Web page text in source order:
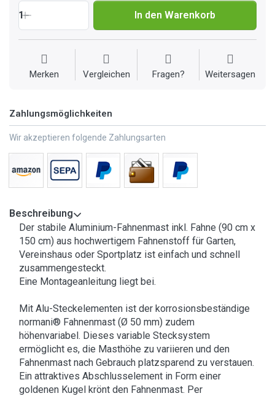
1 In den Warenkorb
Merken Vergleichen Fragen? Weitersagen
Zahlungsmöglichkeiten
Wir akzeptieren folgende Zahlungsarten
Beschreibung
Der stabile Aluminium-Fahnenmast inkl. Fahne (90 cm x
150 cm) aus hochwertigem Fahnenstoff für Garten,
Vereinshaus oder Sportplatz ist einfach und schnell
zusammengesteckt.
Eine Montageanleitung liegt bei.
Mit Alu-Steckelementen ist der korrosionsbeständige
normani® Fahnenmast (Ø 50 mm) zudem
höhenvariabel. Dieses variable Stecksystem
ermöglicht es, die Masthöhe zu variieren und den
Fahnenmast nach Gebrauch platzsparend zu verstauen.
Ein attraktives Abschlusselement in Form einer
goldenen Kugel krönt den Fahnenmast. Per